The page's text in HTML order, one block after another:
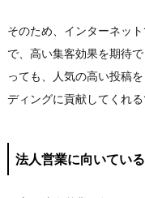
そのため、インターネッ
で、高い集客効果を期待
っても、人気の高い投稿
ディングに貢献してくれる
法人営業に向いてい